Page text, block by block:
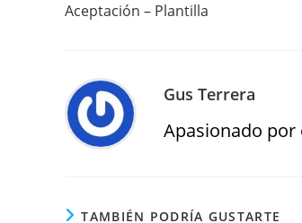
Aceptación – Plantilla
Gus Terrera
Apasionado por
TAMBIÉN PODRÍA GUSTARTE